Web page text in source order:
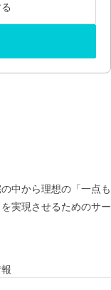
中から理想の「一点も
実現させるためのサー